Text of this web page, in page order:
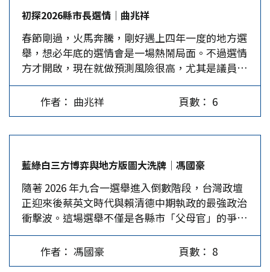
法》第122條規定，總統在處理國家「重大國際收
支失衡」時，可課徵最高15%關稅，最長150天，
到期可經國會批准延長，只是美國目前並未出現重
大且嚴重的國際收支逆差，美元在外匯市場亦未面
臨急貶威脅，該法第122條的適用性也顯然有問
題。 對於川普關稅政策的反覆、不確定性，多國
表達了擔憂或不滿，歐盟議會隨即決議暫停審議美
國關稅，印度也決定推遲與美國的談判。對此，川
報》直言「簽署協定的國家變成輸家」，但賴清德
及其行政團隊卻仍強調：「現行台美關稅談判結果
對台灣有利，日韓其他國家沒有選擇重新談判」，
只是輿論不斷湧現「倉促上桌的台美協定形同白
談」、不能再「報喜不報憂」、台美協定已使台灣
「人財兩失」。或許就是這樣的社會氛圍，讓賴清
德在23日與五院院長新春茶敘時，首度鬆口，表達
願意前往立法院做「國情報告」。 此外，被川普
初探2026縣市長選情│曲兆祥
春節剛過，火馬奔騰，剛好遇上四年一度的地方選
舉，想必年底的選情會是一場熱鬧局面。不過選情
方才開啟，現在就做預測風險很高，尤其是議員、
代表或鄉鎮長，因為席次實在太多，根本無法仔細
觀察，所以本文只能就22個縣市長選情做個遠期預
估。 作為一個負責任的觀察者，筆者必須先承認
程必然還要隨時修正。基於分析的需要，本文先針
對22個縣市長選情做一個分類，以方便後續的討
論、分析。 依競爭度分成四類選區 根據22縣市長
選戰的競爭激烈程度，也就是競爭度
（competitiveness）高低，大致可分成四類。
第一類是現任者爭取連任且競爭度低，亦即成功連
任可能性高。基隆市、台北市、桃園市、新竹市、
苗栗縣、南投縣、屏東縣、連江縣這8位縣市長，
作者： 曲兆祥 頁數： 6
藍綠白三方博弈與地方版圖大洗牌│馮國豪
隨著 2026 年九合一選舉進入倒數階段，台灣政壇
正迎來後蔡英文時代與賴清德中期執政的最強政治
衝擊波。這場選舉不僅是各縣市「父母官」的爭
奪，更是國民黨（藍）、民進黨（綠）、民眾黨
（白）三方勢力的重新洗牌。在「地方包圍中央」
與「鞏固執政根基」的拉鋸下，各縣市的戰略意義
作者： 馮國豪 頁數： 8